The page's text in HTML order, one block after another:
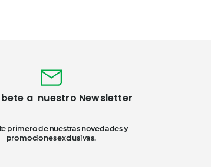
a nuestro Newsletter
primero de nuestras novedades y
promociones exclusivas.